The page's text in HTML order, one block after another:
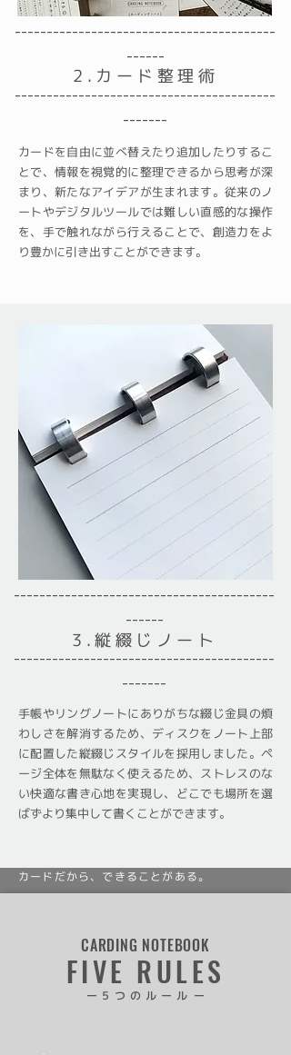
----------------------------------​-------
-------
2.カード整理術
-----------------------------------------
------​
カードを自由に並べ替えたり追加したりするこ
とで、情報を視覚的に整理できるから思考が深
まり、新たなアイデアが生まれます。従来のノ
ートやデジタルツールでは難しい直感的な操作
を、手で触れながら行えることで、創造力をよ
り豊かに引き出すことができます。
----------------------------------​-------
-------
3.縦綴じノート
-----------------------------------------
------​
手帳やリングノートにありがちな綴じ金具の煩
わしさを解消するため、ディスクをノート上部
に配置した縦綴じスタイルを採用しました。ペ
ージ全体を無駄なく使えるため、ストレスのな
い快適な書き心地を実現し、どこでも場所を選
ばずより集中して書くことができます。
カードだから、できることがある。
CARDING NOTEBOOK
FIVE RULES
ー ５つのルール ー